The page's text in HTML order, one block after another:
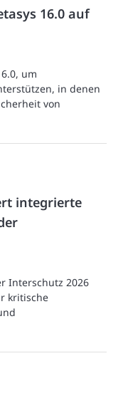
16.0 auf
um
in denen
von
integrierte
Interschutz 2026
kritische